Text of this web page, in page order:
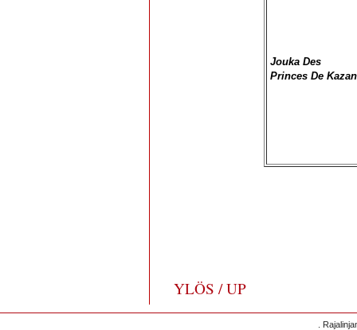
Jouka Des
Princes De Kazan
YLÖS / UP
.